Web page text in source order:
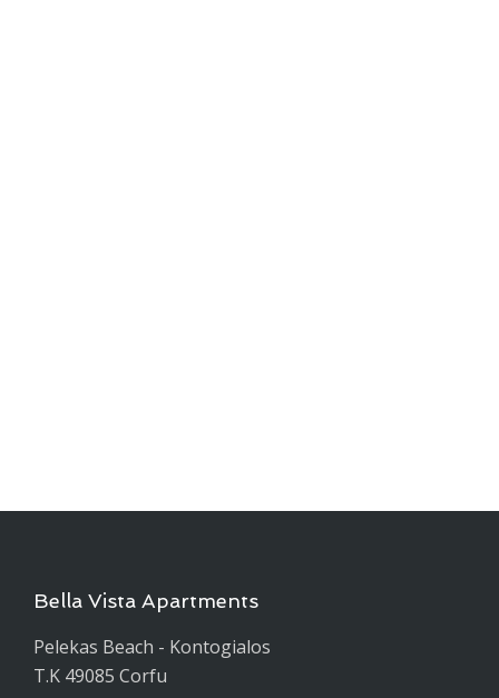
Bella Vista Apartments
Pelekas Beach - Kontogialos
T.K 49085 Corfu